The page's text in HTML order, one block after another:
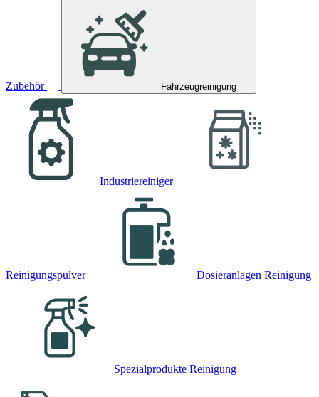
Zubehör Fahrzeugreinigung
Industriereiniger
Reinigungspulver Dosieranlagen Reinigung
Spezialprodukte Reinigung